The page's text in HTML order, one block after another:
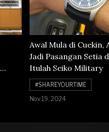
Awal Mula di Cuekin,
Jadi Pasangan Setia
Itulah Seiko Military
#SHAREYOURTIME
Nov 19, 2024